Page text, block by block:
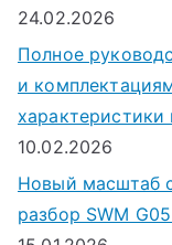
24.02.2026
Полное
и
характеристики
10.02.2026
Новый масштаб
разбор SWM